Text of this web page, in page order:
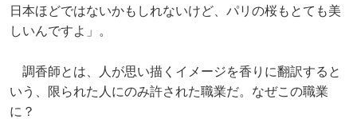
日本ほどではないかもしれないけど、パリの桜もとても美
しいんですよ」。
調香師とは、人が思い描くイメージを香りに翻訳すると
いう、限られた人にのみ許された職業だ。なぜこの職業
に？